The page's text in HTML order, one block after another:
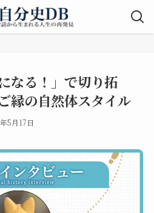
なる！」で切り拓
縁の自然体スタイル
5月17日